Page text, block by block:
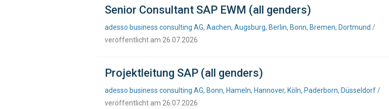
Senior Consultant SAP EWM (all genders)
adesso business consulting AG, Aachen, Augsburg, Berlin, Bonn, Bremen, Dortmund /
veröffentlicht am 26.07.2026
Projektleitung SAP (all genders)
adesso business consulting AG, Bonn, Hameln, Hannover, Köln, Paderborn, Düsseldorf /
veröffentlicht am 26.07.2026